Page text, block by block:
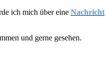
ich mich über eine Nachricht
und gerne gesehen.